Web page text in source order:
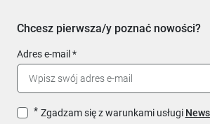
Chcesz pierwsza/y poznać nowości?
Adres e-mail
Zgadzam się z warunkami usługi